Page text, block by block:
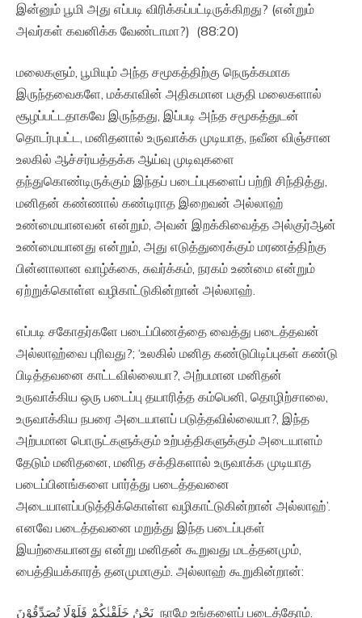
இன்னும் பூமி அது எப்படி விரிக்கப்பட்டிருக்கிறது? (என்றும்
அவர்கள் கவனிக்க வேண்டாமா?) (88:20)
மலைகளும், பூமியும் அந்த சமூகத்திற்கு நெருக்கமாக
இருந்தவைகளே, மக்காவின் அதிகமான பகுதி மலைகளால்
சூழப்பட்டதாகவே இருந்தது, இப்படி அந்த சமூகத்துடன்
தொடர்புபட்ட, மனிதனால் உருவாக்க முடியாத, நவீன விஞ்சான
உலகில் ஆச்சர்யத்தக்க ஆய்வு முடிவுகளை
தந்துகொண்டிருக்கும் இந்தப் படைப்புகளைப் பற்றி சிந்தித்து,
மனிதன் கண்ணால் கண்டிராத இறைவன் அல்லாஹ்
உண்மையானவன் என்றும், அவன் இறக்கிவைத்த அல்குர்ஆன்
உண்மையானது என்றும், அது எடுத்துரைக்கும் மரணத்திற்கு
பின்னாலான வாழ்க்கை, சுவர்க்கம், நரகம் உண்மை என்றும்
ஏற்றுக்கொள்ள வழிகாட்டுகின்றான் அல்லாஹ்.
எப்படி சகோதர்களே படைப்பிணத்தை வைத்து படைத்தவன்
அல்லாஹ்வை புரிவது?; ‘உலகில் மனித கண்டுபிடிப்புகள் கண்டு
பிடித்தவனை காட்டவில்லையா?, அற்பமான மனிதன்
உருவாக்கிய ஒரு படைப்பு தயாரித்த கம்பெனி, தொழிற்சாலை,
உருவாக்கிய நபரை அடையாளப் படுத்தவில்லையா?, இந்த
அற்பமான பொருட்களுக்கும் உற்பத்திகளுக்கும் அடையாளம்
தேடும் மனிதனை, மனித சக்திகளால் உருவாக்க முடியாத
படைப்பினங்களை பார்த்து படைத்தவனை
அடையாளப்படுத்திக்கொள்ள வழிகாட்டுகின்றான் அல்லாஹ்’.
எனவே படைத்தவனை மறுத்து இந்த படைப்புகள்
இயற்கையானது என்று மனிதன் கூறுவது மடத்தனமும்,
பைத்தியக்காரத் தனமுமாகும். அல்லாஹ் கூறுகின்றான்:
نَحْنُ خَلَقْنٰكُمْ فَلَوْلَا تُصَدِّقُوْنَ‏ நாமே உங்களைப் படைத்தோம்.